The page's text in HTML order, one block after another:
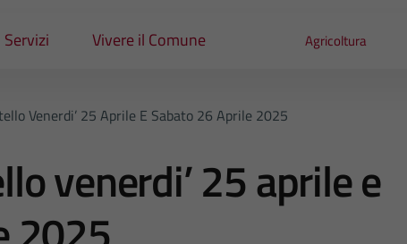
Servizi Vivere il Comune Agricoltura
Venerdi’ 25 Aprile E Sabato 26 Aprile 2025
venerdi’ 25 aprile e